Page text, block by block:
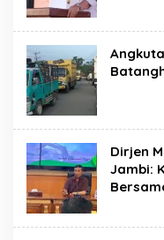
Dirjen
Jambi: